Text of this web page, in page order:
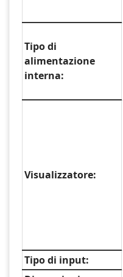
Tipo di
alimentazione
interna:
Visualizzatore:
Tipo di input: